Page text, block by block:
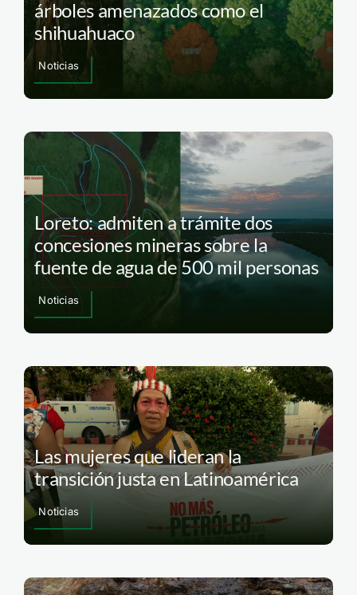
árboles amenazados como el
shihuahuaco
Noticias
Loreto: admiten a trámite dos
concesiones mineras sobre la
fuente de agua de 500 mil personas
Noticias
Las mujeres que lideran la
transición justa en Latinoamérica
Noticias